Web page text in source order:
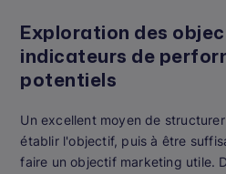
Exploration des
indicateurs de
potentiels
Un excellent moyen de
établir l'objectif, puis à être
faire un objectif marketing utile.